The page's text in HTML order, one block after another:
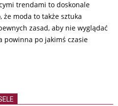
trendami to doskonale
że moda to także sztuka
zasad, aby nie wyglądać
powinna po jakimś czasie